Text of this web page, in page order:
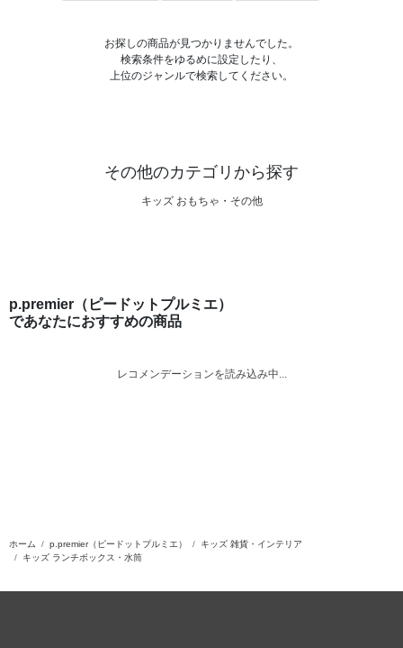
お探しの商品が見つかりませんでした。
検索条件をゆるめに設定したり、
上位のジャンルで検索してください。
その他のカテゴリから探す
キッズ おもちゃ・その他
p.premier（ピードットプルミエ）
であなたにおすすめの商品
レコメンデーションを読み込み中...
ホーム p.premier（ピードットプルミエ）
キッズ 雑貨・インテリア
キッズ ランチボックス・水筒